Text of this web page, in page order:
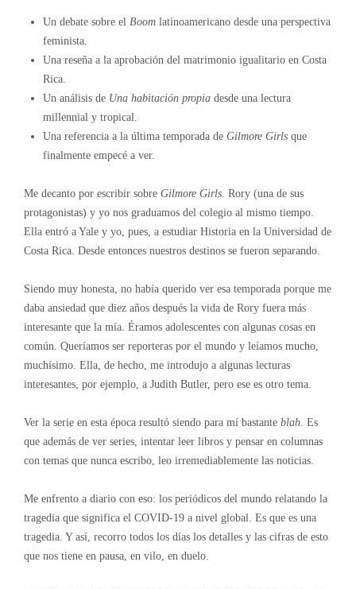
Un debate sobre el Boomlatinoamericano desde una perspectiva
feminista.
Una reseña a la aprobación del matrimonio igualitario en Costa
Rica.
Un análisis de Una habitación propiadesde una lectura
millennial y tropical.
Una referencia a la última temporada de Gilmore Girlsque
finalmente empecé a ver.
Me decanto por escribir sobre Gilmore Girls. Rory (una de sus
protagonistas) y yo nos graduamos del colegio al mismo tiempo.
Ella entró a Yale y yo, pues, a estudiar Historia en la Universidad de
Costa Rica. Desde entonces nuestros destinos se fueron separando.
Siendo muy honesta, no había querido ver esa temporada porque me
daba ansiedad que diez años después la vida de Rory fuera más
interesante que la mía. Éramos adolescentes con algunas cosas en
común. Queríamos ser reporteras por el mundo y leíamos mucho,
muchísimo. Ella, de hecho, me introdujo a algunas lecturas
interesantes, por ejemplo, a Judith Butler, pero ese es otro tema.
Ver la serie en esta época resultó siendo para mí bastante blah. Es
que además de ver series, intentar leer libros y pensar en columnas
con temas que nunca escribo, leo irremediablemente las noticias.
Me enfrento a diario con eso: los periódicos del mundo relatando la
tragedia que significa el COVID-19 a nivel global. Es que es una
tragedia. Y así, recorro todos los días los detalles y las cifras de esto
que nos tiene en pausa, en vilo, en duelo.